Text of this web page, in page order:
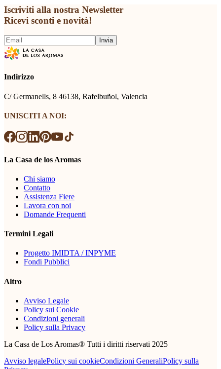
Iscriviti alla nostra Newsletter
Ricevi sconti e novità!
Invia
Indirizzo
C/ Germanells, 8 46138, Rafelbuñol, Valencia
UNISCITI A NOI:
La Casa de los Aromas
Chi siamo
Contatto
Assistenza Fiere
Lavora con noi
Domande Frequenti
Termini Legali
Progetto IMIDTA / INPYME
Fondi Pubblici
Altro
Avviso Legale
Policy sui Cookie
Condizioni generali
Policy sulla Privacy
La Casa de Los Aromas® Tutti i diritti riservati 2025
Avviso legalePolicy sui cookieCondizioni GeneraliPolicy sulla